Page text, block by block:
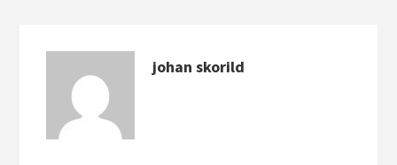
johan skorild